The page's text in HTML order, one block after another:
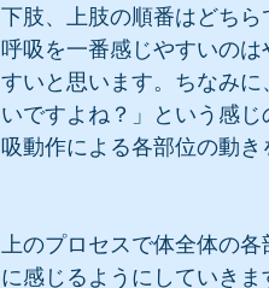
下肢、上肢の順番はどち
呼吸を一番感じやすいの
すいと思います。ちなみ
いですよね？」という感
吸動作による各部位の動き
上のプロセスで体全体の
に感じるようにしていき